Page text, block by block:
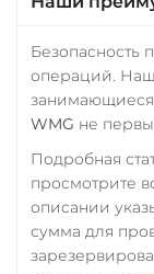
Безопасность
операций.
WMG не
Подробная
просмотрите
описании
сумма для